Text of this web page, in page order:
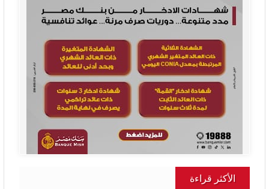
الأكثر قراءة